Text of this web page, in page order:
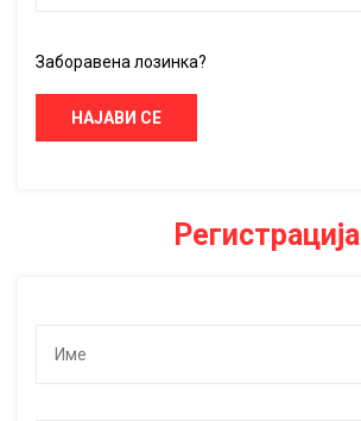
Заборавена лозинка?
НАЈАВИ СЕ
Регистрација